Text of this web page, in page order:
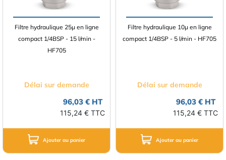
Filtre hydraulique 25µ en ligne
compact 1/4BSP - 15 l/min -
HF705
Délai sur demande
96,03 € HT
115,24 € TTC
Ajouter au panier
Filtre hydraulique 10µ en ligne
compact 1/4BSP - 5 l/min - HF705
Délai sur demande
96,03 € HT
115,24 € TTC
Ajouter au panier